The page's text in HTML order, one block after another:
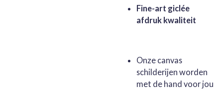
Fine-art giclée
afdruk kwaliteit
Onze canvas
schilderijen worden
met de hand voor jou